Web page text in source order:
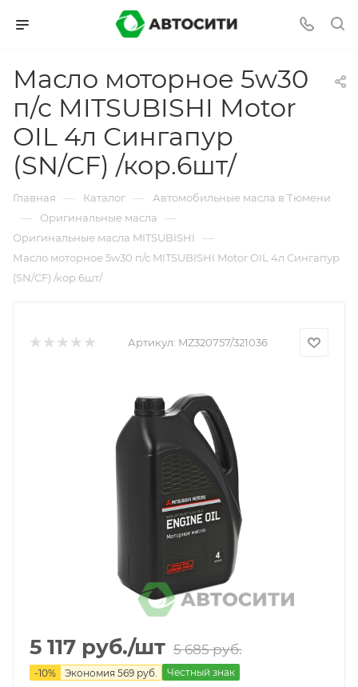
Масло моторное 5w30
п/с MITSUBISHI Motor
OIL 4л Сингапур
(SN/CF) /кор.6шт/
Главная — Каталог — Автомобильные масла в Тюмени
— Оригинальные масла —
Оригинальные масла MITSUBISHI —
Масло моторное 5w30 п/с MITSUBISHI Motor OIL 4л Сингапур
(SN/CF) /кор.6шт/
Артикул: MZ320757/321036
5 117 руб./шт 5 685руб.
-10% Экономия 569 руб.
Честный знак